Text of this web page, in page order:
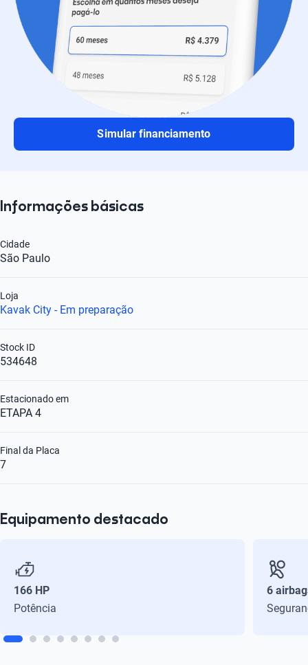
Simular financiamento
Informações básicas
São Paulo
Cidade
Kavak City - Em preparação
Loja
534648
Stock ID
ETAPA 4
Estacionado em
7
Final da Placa
Equipamento destacado
166 HP
Potência
6